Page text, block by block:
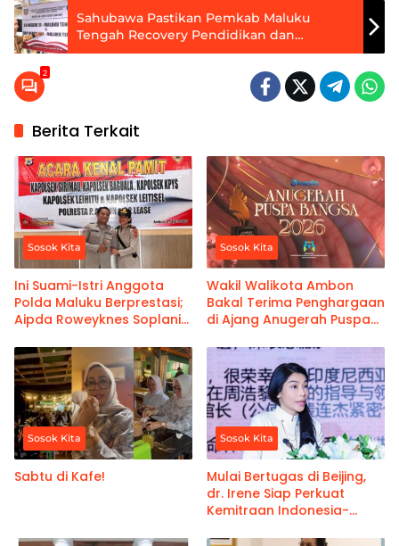
Sahubawa Pastikan Pemkab Maluku
Tengah Recovery Pendidikan dan
Kesehatan Negeri Kariuw
2
Berita Terkait
Sosok Kita
Ini Suami-Istri Anggota
Polda Maluku Berprestasi;
Aipda Roweyknes Soplanit
Sosok Kita
Wakil Walikota Ambon
Bakal Terima Penghargaan
di Ajang Anugerah Puspa
Sosok Kita
Sabtu di Kafe!
Sosok Kita
Mulai Bertugas di Beijing,
dr. Irene Siap Perkuat
Kemitraan Indonesia-